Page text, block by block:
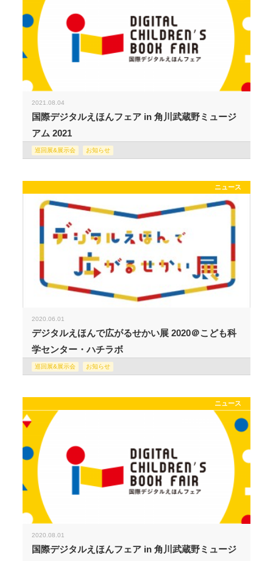
2021.08.04
国際デジタルえほんフェア in 角川武蔵野ミュージ
アム 2021
巡回展&展示会 お知らせ
ニュース
2020.06.01
デジタルえほんで広がるせかい展 2020＠こども科
学センター・ハチラボ
巡回展&展示会 お知らせ
ニュース
2020.08.01
国際デジタルえほんフェア in 角川武蔵野ミュージ